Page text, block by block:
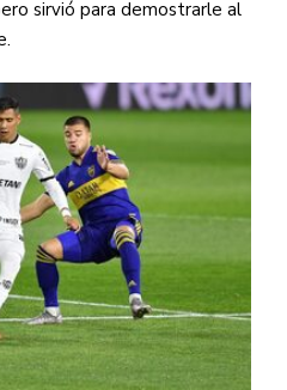
sirvió para demostrarle al